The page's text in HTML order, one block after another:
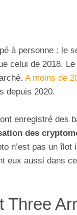
à personne : le
celui de 2018.
A moins de
depuis 2020.
enregistré des
des
n’est pas un
eux aussi dans
Three